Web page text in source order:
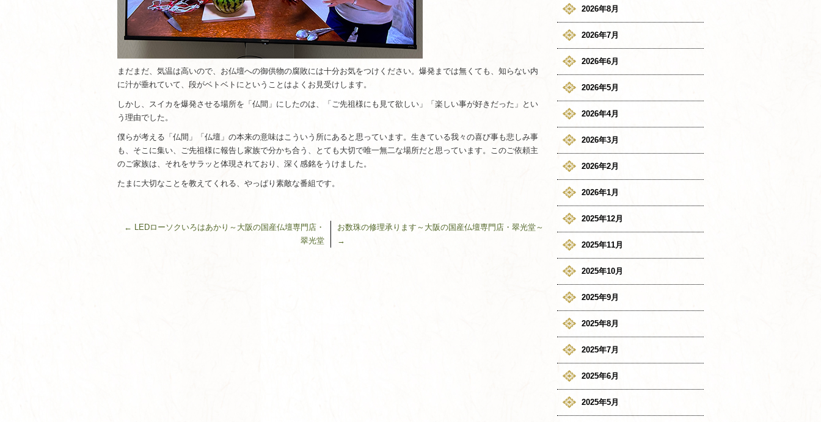
まだまだ、気温は高いので、お仏壇への御供物の腐敗には十分お気をつけください。爆発までは無くても、知らない内
に汁が垂れていて、段がベトベトにということはよくお見受けします。
しかし、スイカを爆発させる場所を「仏間」にしたのは、「ご先祖様にも見て欲しい」「楽しい事が好きだった」とい
う理由でした。
僕らが考える「仏間」「仏壇」の本来の意味はこういう所にあると思っています。生きている我々の喜び事も悲しみ事
も、そこに集い、ご先祖様に報告し家族で分かち合う、とても大切で唯一無二な場所だと思っています。このご依頼主
のご家族は、それをサラッと体現されており、深く感銘をうけました。
たまに大切なことを教えてくれる、やっぱり素敵な番組です。
← LEDローソクいろはあかり～大阪の国産仏壇専門店・
翠光堂
お数珠の修理承ります～大阪の国産仏壇専門店・翠光堂～
→
2026年8月
2026年7月
2026年6月
2026年5月
2026年4月
2026年3月
2026年2月
2026年1月
2025年12月
2025年11月
2025年10月
2025年9月
2025年8月
2025年7月
2025年6月
2025年5月